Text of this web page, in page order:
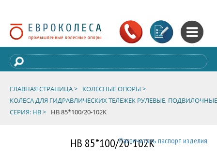
ГЛАВНАЯ СТРАНИЦА >
КОЛЕСНЫЕ ОПОРЫ >
КОЛЕСА ДЛЯ ГИДРАВЛИЧЕСКИХ ТЕЛЕЖЕК РУЛЕВЫЕ,
СЕРИЯ: HB >
HB 85*100/20-102K
HB 85*100/20-102KРаспечатать паспорт изделия